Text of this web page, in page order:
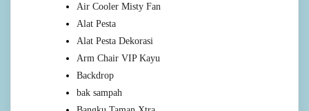
Air Cooler Misty Fan
Alat Pesta
Alat Pesta Dekorasi
Arm Chair VIP Kayu
Backdrop
bak sampah